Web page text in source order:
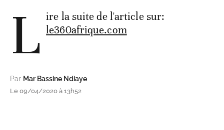
L ire la suite de l'article sur:
le360afrique.com
Par Mar Bassine Ndiaye
Le 09/04/2020 à 13h52